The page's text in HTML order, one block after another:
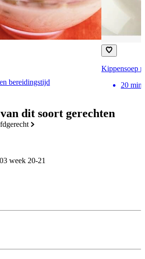
dit soort gerechten
week 20-21
bereidingstijd
Kippensoep
20 min